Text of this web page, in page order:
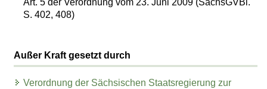
S. 402, 408)
Außer Kraft gesetzt durch
Verordnung der Sächsischen Staatsregierung zur